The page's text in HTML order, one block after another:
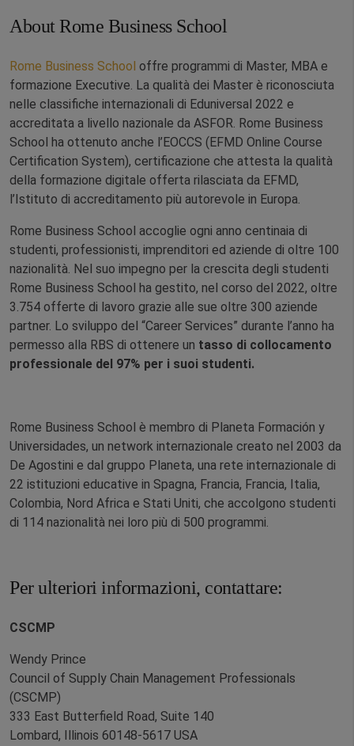
About Rome Business School
Rome Business School offre programmi di Master, MBA e
formazione Executive. La qualità dei Master è riconosciuta
nelle classifiche internazionali di Eduniversal 2022 e
accreditata a livello nazionale da ASFOR. Rome Business
School ha ottenuto anche l’EOCCS (EFMD Online Course
Certification System), certificazione che attesta la qualità
della formazione digitale offerta rilasciata da EFMD,
l’Istituto di accreditamento più autorevole in Europa.
Rome Business School accoglie ogni anno centinaia di
studenti, professionisti, imprenditori ed aziende di oltre 100
nazionalità. Nel suo impegno per la crescita degli studenti
Rome Business School ha gestito, nel corso del 2022, oltre
3.754 offerte di lavoro grazie alle sue oltre 300 aziende
partner. Lo sviluppo del “Career Services” durante l’anno ha
permesso alla RBS di ottenere un tasso di collocamento
professionale del 97% per i suoi studenti.
Rome Business School è membro di Planeta Formación y
Universidades, un network internazionale creato nel 2003 da
De Agostini e dal gruppo Planeta, una rete internazionale di
22 istituzioni educative in Spagna, Francia, Francia, Italia,
Colombia, Nord Africa e Stati Uniti, che accolgono studenti
di 114 nazionalità nei loro più di 500 programmi.
Per ulteriori informazioni, contattare:
CSCMP
Wendy Prince
Council of Supply Chain Management Professionals
(CSCMP)
333 East Butterfield Road, Suite 140
Lombard, Illinois 60148-5617 USA